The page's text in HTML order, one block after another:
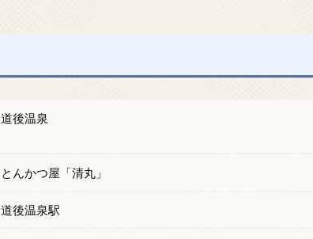
道後温泉
とんかつ屋「清丸」
道後温泉駅